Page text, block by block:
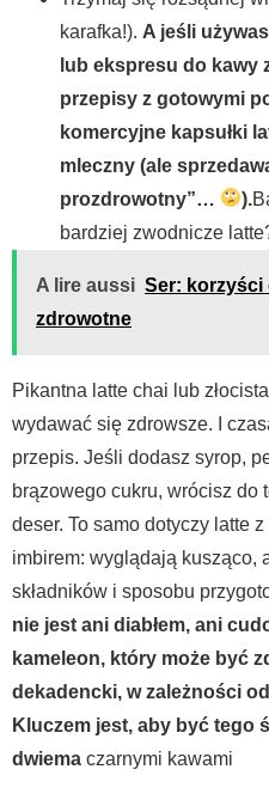
karafka!). A jeśli
lub ekspresu do kawy
przepisy z gotowymi
komercyjne kapsułki
mleczny (ale
prozdrowotny”…
).
bardziej zwodnicze
A lire aussi Ser: korzyści
zdrowotne
Pikantna latte chai lub
wydawać się zdrowsze. I
przepis. Jeśli dodasz syrop,
brązowego cukru, wrócisz do
deser. To samo dotyczy latte
imbirem: wyglądają kusząco,
składników i sposobu
nie jest ani diabłem, ani
kameleon, który może być
dekadencki, w zależności
Kluczem jest, aby być tego
dwiema czarnymi kawami